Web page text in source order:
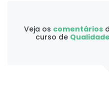
Veja os comentários
curso de